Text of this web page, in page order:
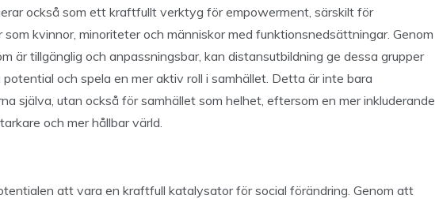
också som ett kraftfullt verktyg för empowerment, särskilt för
som kvinnor, minoriteter och människor med funktionsnedsättningar. Genom
är tillgänglig och anpassningsbar, kan distansutbildning ge dessa grupper
och spela en mer aktiv roll i samhället. Detta är inte bara
själva, utan också för samhället som helhet, eftersom en mer inkluderande
och mer hållbar värld.
att vara en kraftfull katalysator för social förändring. Genom att